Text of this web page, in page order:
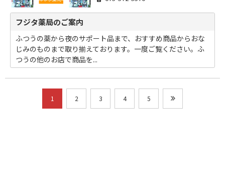
フジタ薬局のご案内
ふつうの薬から夜のサポート品まで、おすすめ商品からおな
じみのものまで取り揃えております。一度ご覧ください。ふ
つうの他のお店で商品を...
1 2 3 4 5